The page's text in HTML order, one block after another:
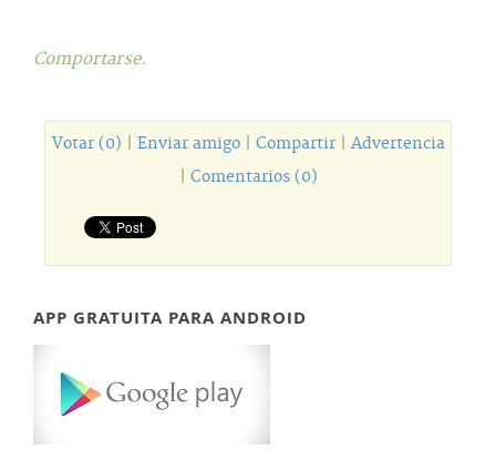
Comportarse.
Votar (0) Enviar amigo| Compartir| Advertencia
Comentarios (0)
APP GRATUITA PARA ANDROID